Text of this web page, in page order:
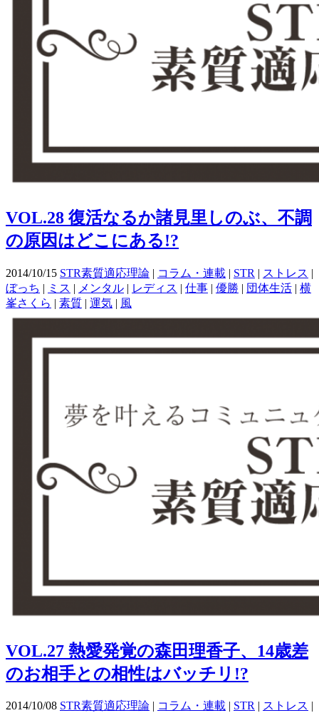
VOL.28 復活なるか諸見里しのぶ、不調
の原因はどこにある!?
2014/10/15 STR素質適応理論 | コラム・連載 | STR | ストレス |
ぼっち | ミス | メンタル | レディス | 仕事 | 優勝 | 団体生活 | 横
峯さくら | 素質 | 運気 | 風
VOL.27 熱愛発覚の森田理香子、14歳差
のお相手との相性はバッチリ!?
2014/10/08 STR素質適応理論 | コラム・連載 | STR | ストレス |